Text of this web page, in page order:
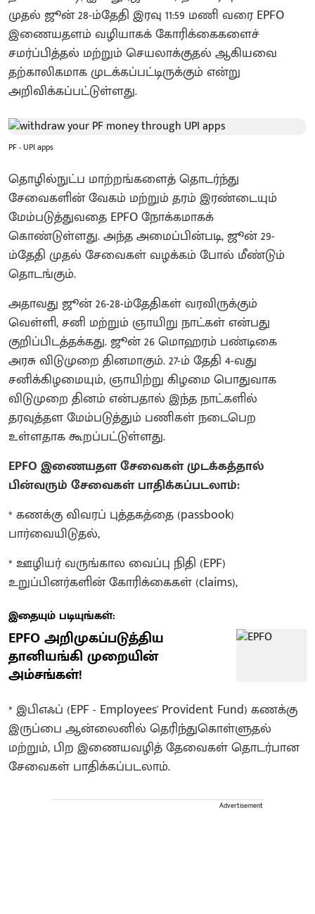
முதல் ஜூன் 28-ம்தேதி இரவு 11:59 மணி வரை EPFO
இணையதளம் வழியாகக் கோரிக்கைகளைச்
சமர்ப்பித்தல் மற்றும் செயலாக்குதல் ஆகியவை
தற்காலிகமாக முடக்கப்பட்டிருக்கும் என்று
அறிவிக்கப்பட்டுள்ளது.
PF - UPI apps
தொழில்நுட்ப மாற்றங்களைத் தொடர்ந்து
சேவைகளின் வேகம் மற்றும் தரம் இரண்டையும்
மேம்படுத்துவதை EPFO ​​நோக்கமாகக்
கொண்டுள்ளது. அந்த அமைப்பின்படி, ஜூன் 29-
ம்தேதி முதல் சேவைகள் வழக்கம் போல் மீண்டும்
தொடங்கும்.
அதாவது ஜூன் 26-28-ம்தேதிகள் வரவிருக்கும்
வெள்ளி, சனி மற்றும் ஞாயிறு நாட்கள் என்பது
குறிப்பிடத்தக்கது. ஜூன் 26 மொஹரம் பண்டிகை
அரசு விடுமுறை தினமாகும். 27-ம் தேதி 4-வது
சனிக்கிழமையும், ஞாயிற்று கிழமை பொதுவாக
விடுமுறை தினம் என்பதால் இந்த நாட்களில்
தரவுத்தள மேம்படுத்தும் பணிகள் நடைபெற
உள்ளதாக கூறப்பட்டுள்ளது.
EPFO இணையதள சேவைகள் முடக்கத்தால்
பின்வரும் சேவைகள் பாதிக்கப்படலாம்:
* கணக்கு விவரப் புத்தகத்தை (passbook)
பார்வையிடுதல்,
* ஊழியர் வருங்கால வைப்பு நிதி (EPF)
உறுப்பினர்களின் கோரிக்கைகள் (claims),
இதையும் படியுங்கள்:
EPFO அறிமுகப்படுத்திய
தானியங்கி முறையின்
அம்சங்கள்!
* இபிஎஃப் (EPF - Employees' Provident Fund) கணக்கு
இருப்பை ஆன்லைனில் தெரிந்துகொள்ளுதல்
மற்றும், பிற இணையவழித் தேவைகள் தொடர்பான
சேவைகள் பாதிக்கப்படலாம்.
Advertisement